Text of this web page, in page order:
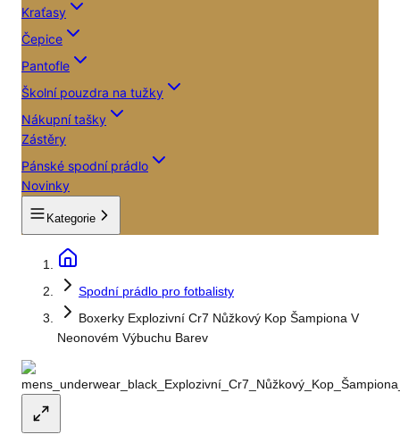
Kraťasy
Čepice
Pantofle
Školní pouzdra na tužky
Nákupní tašky
Zástěry
Pánské spodní prádlo
Novinky
Kategorie
Spodní prádlo pro fotbalisty
Boxerky Explozivní Cr7 Nůžkový Kop Šampiona V
Neonovém Výbuchu Barev